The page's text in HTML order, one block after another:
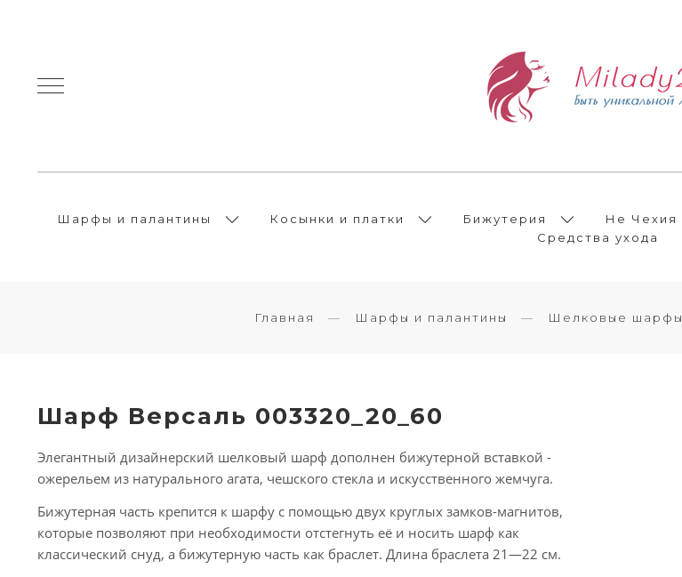
Шарфы и палантины Косынки и платки Бижутерия Не Чехия
Средства ухода
Главная Шарфы и палантины Шелковые шарфы
Шарф Версаль 003320_20_60
Элегантный дизайнерский шелковый шарф дополнен бижутерной вставкой -
ожерельем из натурального агата, чешского стекла и искусственного жемчуга.
Бижутерная часть крепится к шарфу с помощью двух круглых замков-магнитов,
которые позволяют при необходимости отстегнуть её и носить шарф как
классический снуд, а бижутерную часть как браслет. Длина браслета 21—22 см.